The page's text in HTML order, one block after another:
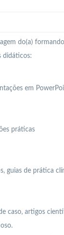
do(a)
didáticos:
em
práticas
guias de prática
caso, artigos